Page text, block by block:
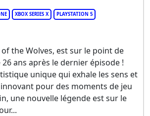
XBOX SERIES X PLAYSTATION 5
of the Wolves, est sur le point de
ans après le dernier épisode !
unique qui exhale les sens et
innovant pour des moments de jeu
une nouvelle légende est sur le